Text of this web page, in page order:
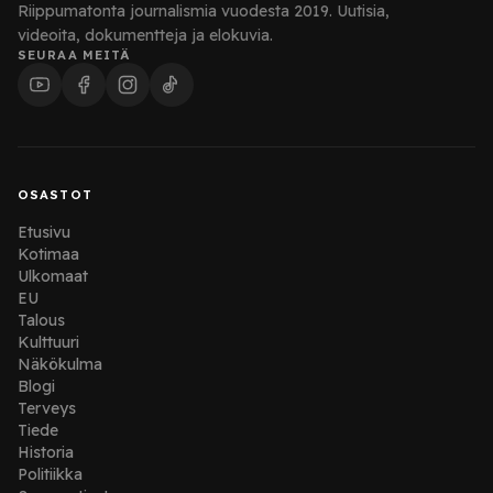
Riippumatonta journalismia vuodesta 2019. Uutisia,
videoita, dokumentteja ja elokuvia.
SEURAA MEITÄ
OSASTOT
Etusivu
Kotimaa
Ulkomaat
EU
Talous
Kulttuuri
Näkökulma
Blogi
Terveys
Tiede
Historia
Politiikka